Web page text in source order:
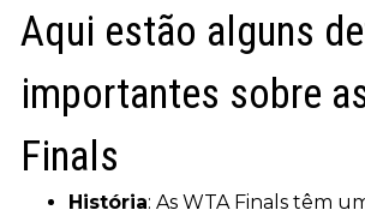
Aqui estão alguns
importantes sobre
Finals
História: As WTA Finals têm